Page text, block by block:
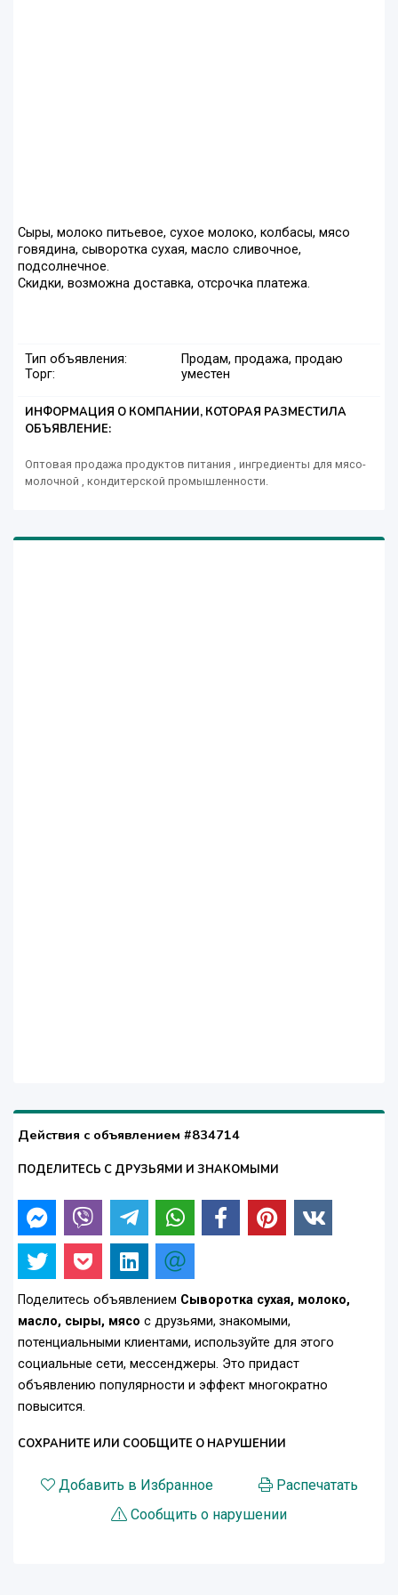
Сыры, молоко питьевое, сухое молоко, колбасы, мясо
говядина, сыворотка сухая, масло сливочное,
подсолнечное.
Скидки, возможна доставка, отсрочка платежа.
Тип объявления:
Продам, продажа, продаю
Торг:
уместен
ИНФОРМАЦИЯ О КОМПАНИИ, КОТОРАЯ РАЗМЕСТИЛА
ОБЪЯВЛЕНИЕ:
Оптовая продажа продуктов питания , ингредиенты для мясо-
молочной , кондитерской промышленности.
Действия с объявлением #834714
ПОДЕЛИТЕСЬ С ДРУЗЬЯМИ И ЗНАКОМЫМИ
Поделитесь объявлением Сыворотка сухая, молоко,
масло, сыры, мясо с друзьями, знакомыми,
потенциальными клиентами, используйте для этого
социальные сети, мессенджеры. Это придаст
объявлению популярности и эффект многократно
повысится.
СОХРАНИТЕ ИЛИ СООБЩИТЕ О НАРУШЕНИИ
Добавить в Избранное
Распечатать
Сообщить о нарушении